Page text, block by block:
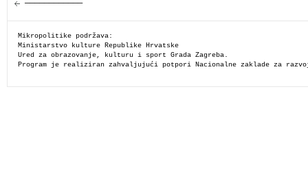
————————————
Mikropolitike podržava:
Ministarstvo kulture Republike Hrvatske
Ured za obrazovanje, kulturu i sport Grada Zagreba.
Program je realiziran zahvaljujući potpori Nacionalne zaklade za